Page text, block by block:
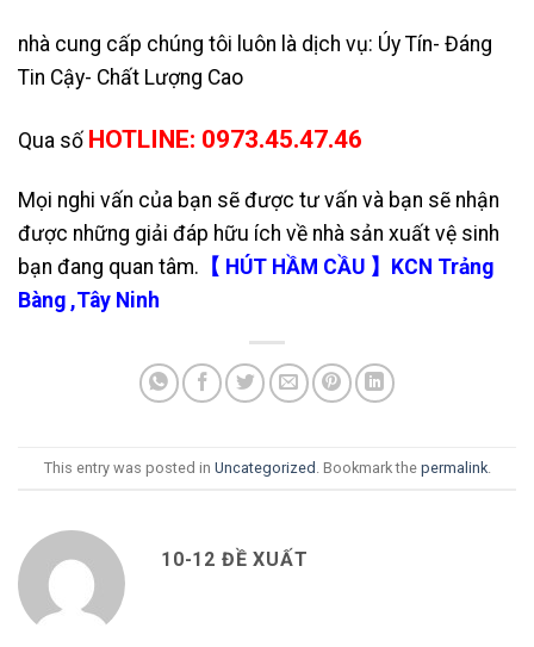
nhà cung cấp chúng tôi luôn là dịch vụ: Úy Tín- Đáng
Tin Cậy- Chất Lượng Cao
Qua số HOTLINE: 0973.45.47.46
Mọi nghi vấn của bạn sẽ được tư vấn và bạn sẽ nhận
được những giải đáp hữu ích về nhà sản xuất vệ sinh
bạn đang quan tâm. 【 HÚT HẦM CẦU 】KCN Trảng
Bàng ,Tây Ninh
This entry was posted in Uncategorized . Bookmark the permalink.
10-12 ĐỀ XUẤT